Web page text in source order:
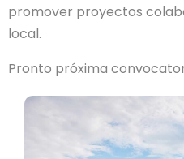
promover proyectos
local.
Pronto próxima